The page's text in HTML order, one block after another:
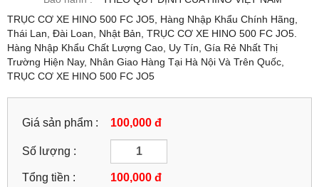
TRỤC CƠ XE HINO 500 FC JO5, Hàng Nhập Khẩu Chính Hãng,
Thái Lan, Đài Loan, Nhật Bản, TRỤC CƠ XE HINO 500 FC JO5.
Hàng Nhập Khẩu Chất Lượng Cao, Uy Tín, Gía Rẻ Nhất Thị
Trường Hiện Nay, Nhân Giao Hàng Tại Hà Nội Và Trên Quốc,
TRỤC CƠ XE HINO 500 FC JO5
Giá sản phẩm : 100,000 đ
Số lượng :
Tổng tiền : 100,000 đ